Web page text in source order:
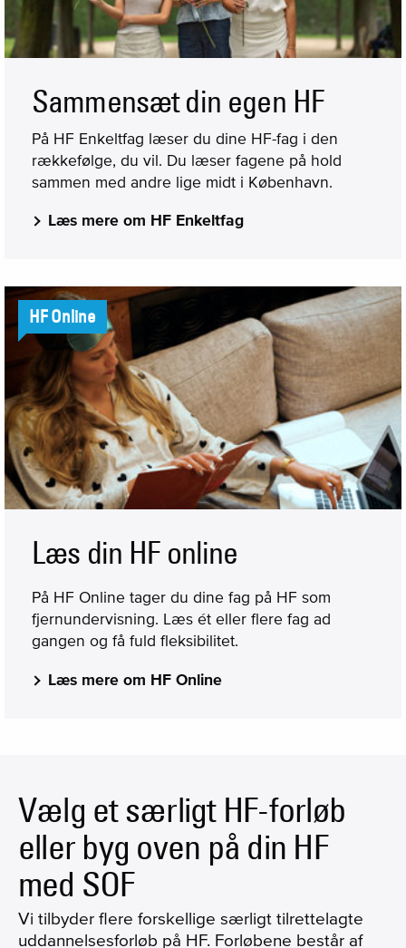
Sammensæt din egen HF
På HF Enkeltfag læser du dine HF-fag i den
rækkefølge, du vil. Du læser fagene på hold
sammen med andre lige midt i København.
Læs mere om HF Enkeltfag
HF Online
Læs din HF online
På HF Online tager du dine fag på HF som
fjernundervisning. Læs ét eller flere fag ad
gangen og få fuld fleksibilitet.
Læs mere om HF Online
Vælg et særligt HF-forløb
eller byg oven på din HF
med SOF
Vi tilbyder flere forskellige særligt tilrettelagte
uddannelsesforløb på HF. Forløbene består af